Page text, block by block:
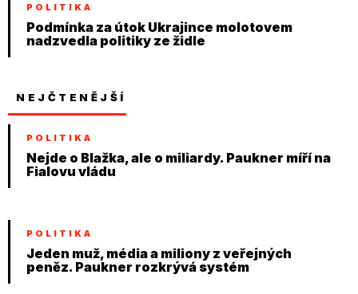
POLITIKA
Podmínka za útok Ukrajince molotovem
nadzvedla politiky ze židle
NEJČTENĚJŠÍ
POLITIKA
Nejde o Blažka, ale o miliardy. Paukner míří na
Fialovu vládu
POLITIKA
Jeden muž, média a miliony z veřejných
peněz. Paukner rozkrývá systém